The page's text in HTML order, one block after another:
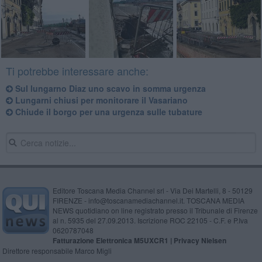
Ti potrebbe interessare anche:
​Sul lungarno Diaz uno scavo in somma urgenza
​Lungarni chiusi per monitorare il Vasariano
Chiude il borgo per una urgenza sulle tubature
Editore Toscana Media Channel srl - Via Dei Martelli, 8 - 50129
FIRENZE - info@toscanamediachannel.it. TOSCANA MEDIA
NEWS quotidiano on line registrato presso il Tribunale di Firenze
al n. 5935 del 27.09.2013. Iscrizione ROC 22105 - C.F. e P.Iva
0620787048
Fatturazione Elettronica M5UXCR1 | Privacy Nielsen
Direttore responsabile Marco Migli